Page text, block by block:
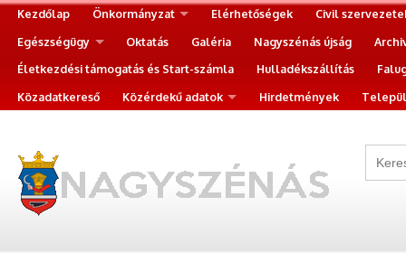
Kezdőlap Önkormányzat Elérhetőségek
Civil
Egészségügy
Oktatás Galéria Nagyszénás újság
Életkezdési támogatás és Start-számla
Hulladékszállítás
Közadatkereső
Közérdekű adatok Hirdetmények